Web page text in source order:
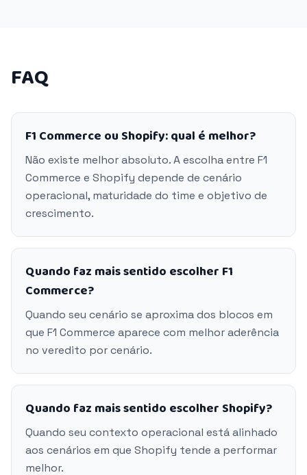
FAQ
F1 Commerce ou Shopify: qual é melhor?
Não existe melhor absoluto. A escolha entre F1
Commerce e Shopify depende de cenário
operacional, maturidade do time e objetivo de
crescimento.
Quando faz mais sentido escolher F1
Commerce?
Quando seu cenário se aproxima dos blocos em
que F1 Commerce aparece com melhor aderência
no veredito por cenário.
Quando faz mais sentido escolher Shopify?
Quando seu contexto operacional está alinhado
aos cenários em que Shopify tende a performar
melhor.